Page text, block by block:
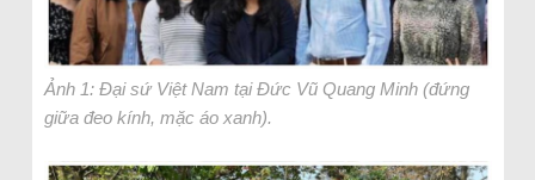
Ảnh 1: Đại sứ Việt Nam tại Đức Vũ Quang Minh (đứng
giữa đeo kính, mặc áo xanh).